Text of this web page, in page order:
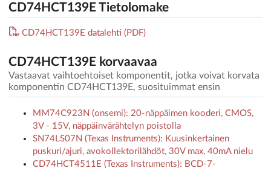
CD74HCT139E Tietolomake
CD74HCT139E datalehti (PDF)
CD74HCT139E korvaavaa
Vastaavat vaihtoehtoiset komponentit, jotka voivat korvata
komponentin CD74HCT139E, suosituimmat ensin
MM74C923N (onsemi): 20-näppäimen kooderi, CMOS,
3V - 15V, näppäinvärähtelyn poistolla
SN74LS07N (Texas Instruments): Kuusinkertainen
puskuri/ajuri, avokollektorilähdöt, 30V max, 40mA nielu
CD74HCT4511E (Texas Instruments): BCD-7-